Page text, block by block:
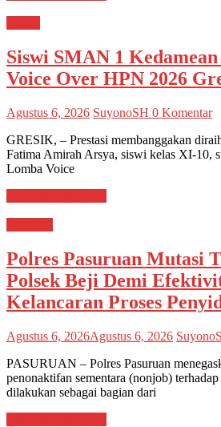
Siswi SMAN 1
Voice Over HPN 2026
Agustus 6, 2026 SuyonoSH 0 Komentar
GRESIK, – Prestasi membanggakan
Fatima Amirah Arsya, siswi kelas XI-10,
Lomba Voice
Polres Pasuruan Mutasi
Polsek Beji Demi
Kelancaran Proses
Agustus 6, 2026Agustus 6, 2026
PASURUAN – Polres Pasuruan
penonaktifan sementara (nonjob)
dilakukan sebagai bagian dari